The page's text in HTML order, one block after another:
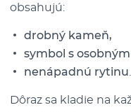
obsahujú:
drobný kameň,
symbol s
nenápadnú rytinu
Dôraz sa kladie na